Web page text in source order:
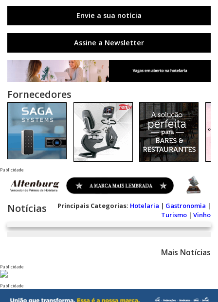
Envie a sua notícia
Assine a Newsletter
Fornecedores
Publicidade
Notícias Principais Categorias: Hotelaria | Gastronomia |
Turismo | Vinho
Mais Notícias
Publicidade
Publicidade